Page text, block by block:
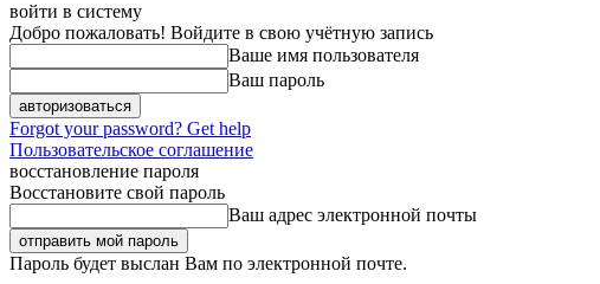
войти в систему
Добро пожаловать! Войдите в свою учётную запись
Ваше имя пользователя
Ваш пароль
Forgot your password? Get help
Пользовательское соглашение
восстановление пароля
Восстановите свой пароль
Ваш адрес электронной почты
Пароль будет выслан Вам по электронной почте.